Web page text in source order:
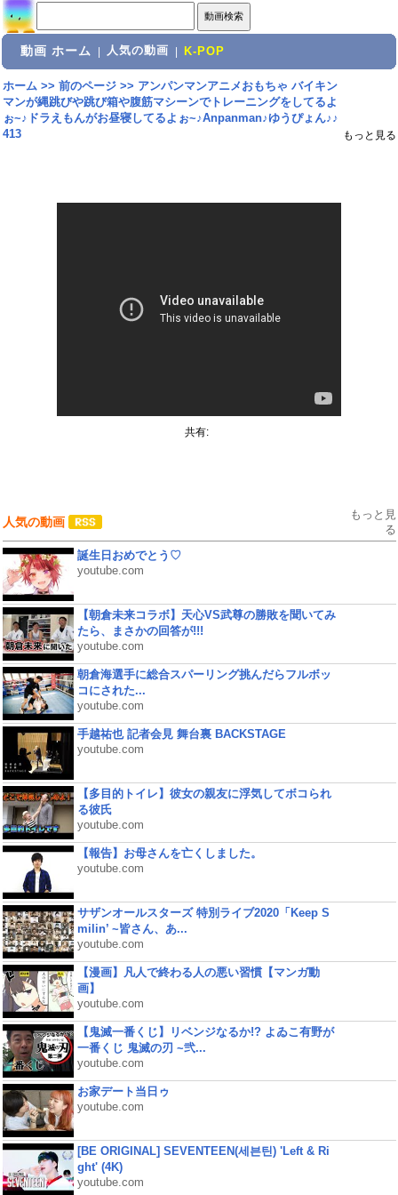
動画 ホーム 人気の動画 K-POP
ホーム>> 前のページ>> アンパンマンアニメおもちゃ バイキン
マンが縄跳びや跳び箱や腹筋マシーンでトレーニングをしてるよ
ぉ~♪ドラえもんがお昼寝してるよぉ~♪Anpanman♪ゆうぴょん♪♪
413
もっと見る
共有:
人気の動画
もっと見
る
誕生日おめでとう♡
youtube.com
【朝倉未来コラボ】天心VS武尊の勝敗を聞いてみ
たら、まさかの回答が!!!
youtube.com
朝倉海選手に総合スパーリング挑んだらフルボッ
コにされた...
youtube.com
手越祐也 記者会見 舞台裏 BACKSTAGE
youtube.com
【多目的トイレ】彼女の親友に浮気してボコられ
る彼氏
youtube.com
【報告】お母さんを亡くしました。
youtube.com
サザンオールスターズ 特別ライブ2020「Keep S
milin’ ~皆さん、あ...
youtube.com
【漫画】凡人で終わる人の悪い習慣【マンガ動
画】
youtube.com
【鬼滅一番くじ】リベンジなるか!? よゐこ有野が
一番くじ 鬼滅の刃 ~弐...
youtube.com
お家デート当日ゥ
youtube.com
[BE ORIGINAL] SEVENTEEN(세븐틴) 'Left & Ri
ght' (4K)
youtube.com